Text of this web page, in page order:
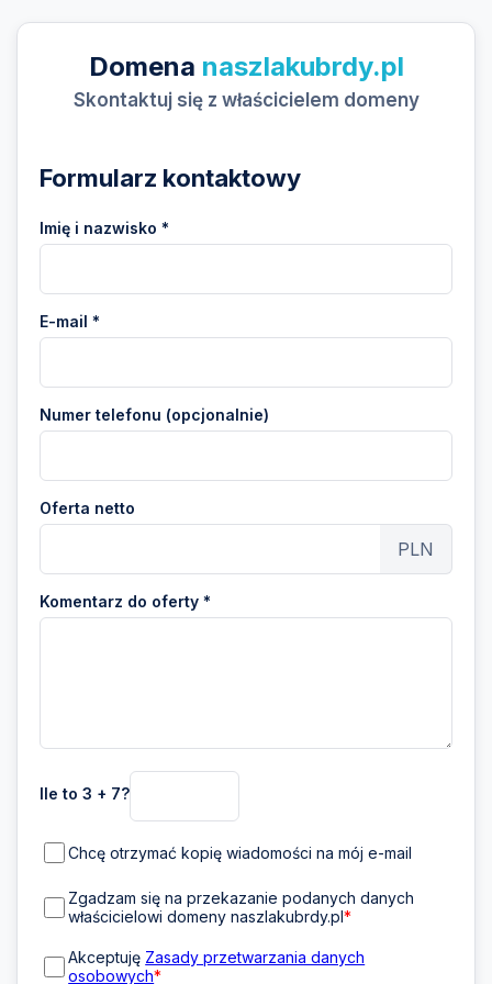
Domena naszlakubrdy.pl
Skontaktuj się z właścicielem domeny
Formularz kontaktowy
Imię i nazwisko *
E-mail *
Numer telefonu (opcjonalnie)
Oferta netto
PLN
Komentarz do oferty *
Ile to 3 + 7?
Chcę otrzymać kopię wiadomości na mój e-mail
Zgadzam się na przekazanie podanych danych
właścicielowi domeny naszlakubrdy.pl*
Akceptuję Zasady przetwarzania danych
osobowych*